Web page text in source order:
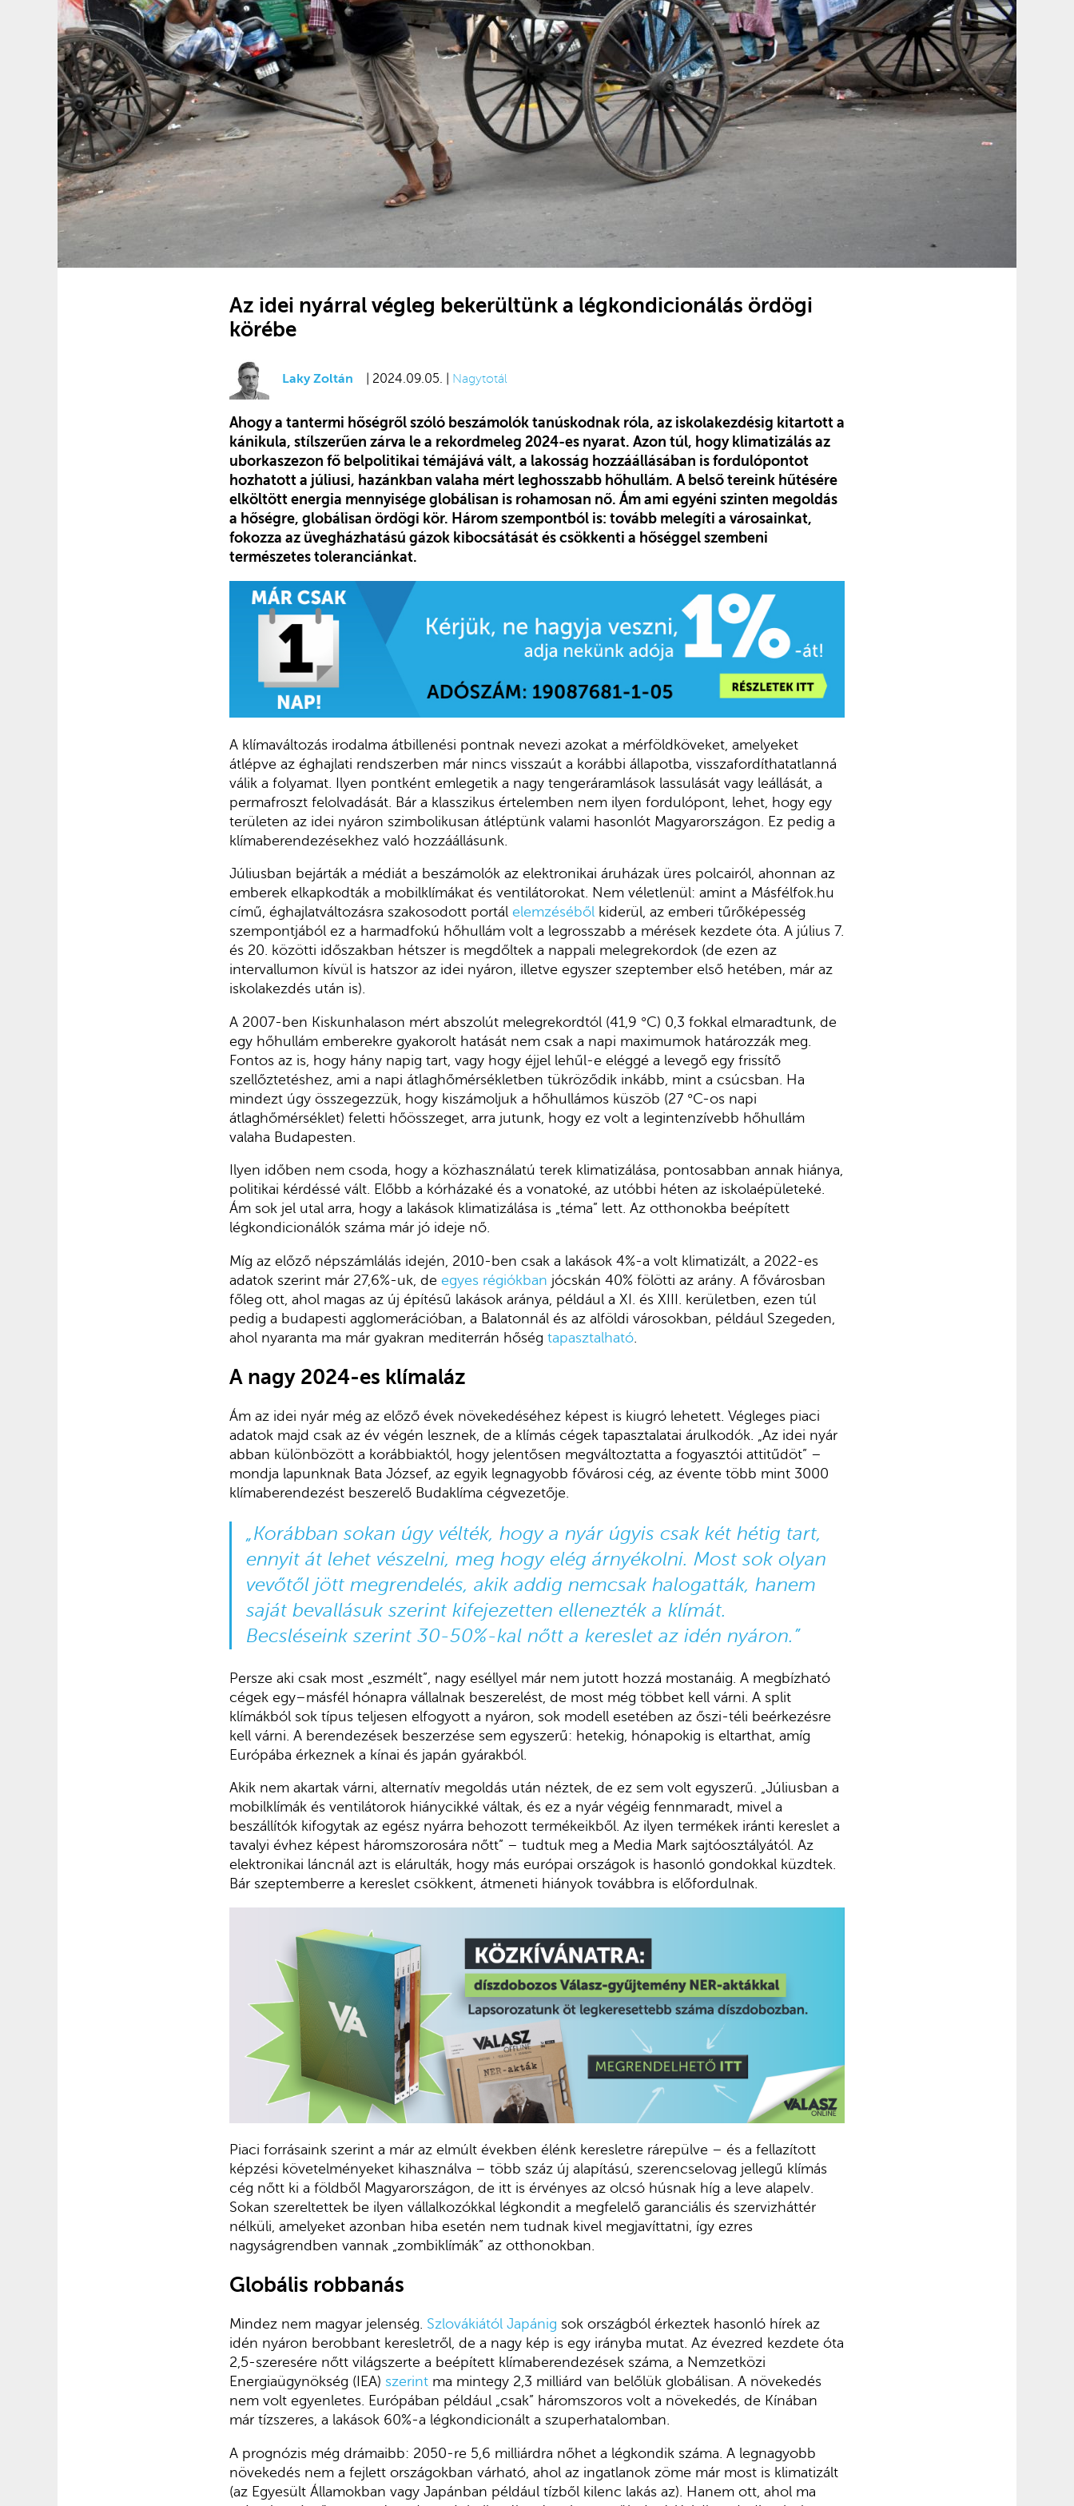
Az idei nyárral végleg bekerültünk a légkondicionálás ördögi
körébe
Laky Zoltán | 2024.09.05. | Nagytotál
Ahogy a tantermi hőségről szóló beszámolók tanúskodnak róla, az iskolakezdésig kitartott a
kánikula, stílszerűen zárva le a rekordmeleg 2024-es nyarat. Azon túl, hogy klimatizálás az
uborkaszezon fő belpolitikai témájává vált, a lakosság hozzáállásában is fordulópontot
hozhatott a júliusi, hazánkban valaha mért leghosszabb hőhullám. A belső tereink hűtésére
elköltött energia mennyisége globálisan is rohamosan nő. Ám ami egyéni szinten megoldás
a hőségre, globálisan ördögi kör. Három szempontból is: tovább melegíti a városainkat,
fokozza az üvegházhatású gázok kibocsátását és csökkenti a hőséggel szembeni
természetes toleranciánkat.
A klímaváltozás irodalma átbillenési pontnak nevezi azokat a mérföldköveket, amelyeket
átlépve az éghajlati rendszerben már nincs visszaút a korábbi állapotba, visszafordíthatatlanná
válik a folyamat. Ilyen pontként emlegetik a nagy tengeráramlások lassulását vagy leállását, a
permafroszt felolvadását. Bár a klasszikus értelemben nem ilyen fordulópont, lehet, hogy egy
területen az idei nyáron szimbolikusan átléptünk valami hasonlót Magyarországon. Ez pedig a
klímaberendezésekhez való hozzáállásunk.
Júliusban bejárták a médiát a beszámolók az elektronikai áruházak üres polcairól, ahonnan az
emberek elkapkodták a mobilklímákat és ventilátorokat. Nem véletlenül: amint a Másfélfok.hu
című, éghajlatváltozásra szakosodott portál elemzéséből kiderül, az emberi tűrőképesség
szempontjából ez a harmadfokú hőhullám volt a legrosszabb a mérések kezdete óta. A július 7.
és 20. közötti időszakban hétszer is megdőltek a nappali melegrekordok (de ezen az
intervallumon kívül is hatszor az idei nyáron, illetve egyszer szeptember első hetében, már az
iskolakezdés után is).
A 2007-ben Kiskunhalason mért abszolút melegrekordtól (41,9 °C) 0,3 fokkal elmaradtunk, de
egy hőhullám emberekre gyakorolt hatását nem csak a napi maximumok határozzák meg.
Fontos az is, hogy hány napig tart, vagy hogy éjjel lehűl-e eléggé a levegő egy frissítő
szellőztetéshez, ami a napi átlaghőmérsékletben tükröződik inkább, mint a csúcsban. Ha
mindezt úgy összegezzük, hogy kiszámoljuk a hőhullámos küszöb (27 °C-os napi
átlaghőmérséklet) feletti hőösszeget, arra jutunk, hogy ez volt a legintenzívebb hőhullám
valaha Budapesten.
Ilyen időben nem csoda, hogy a közhasználatú terek klimatizálása, pontosabban annak hiánya,
politikai kérdéssé vált. Előbb a kórházaké és a vonatoké, az utóbbi héten az iskolaépületeké.
Ám sok jel utal arra, hogy a lakások klimatizálása is „téma” lett. Az otthonokba beépített
légkondicionálók száma már jó ideje nő.
Míg az előző népszámlálás idején, 2010-ben csak a lakások 4%-a volt klimatizált, a 2022-es
adatok szerint már 27,6%-uk, de egyes régiókban jócskán 40% fölötti az arány. A fővárosban
főleg ott, ahol magas az új építésű lakások aránya, például a XI. és XIII. kerületben, ezen túl
pedig a budapesti agglomerációban, a Balatonnál és az alföldi városokban, például Szegeden,
ahol nyaranta ma már gyakran mediterrán hőség tapasztalható.
A nagy 2024-es klímaláz
Ám az idei nyár még az előző évek növekedéséhez képest is kiugró lehetett. Végleges piaci
adatok majd csak az év végén lesznek, de a klímás cégek tapasztalatai árulkodók. „Az idei nyár
abban különbözött a korábbiaktól, hogy jelentősen megváltoztatta a fogyasztói attitűdöt” –
mondja lapunknak Bata József, az egyik legnagyobb fővárosi cég, az évente több mint 3000
klímaberendezést beszerelő Budaklíma cégvezetője.
„Korábban sokan úgy vélték, hogy a nyár úgyis csak két hétig tart,
ennyit át lehet vészelni, meg hogy elég árnyékolni. Most sok olyan
vevőtől jött megrendelés, akik addig nemcsak halogatták, hanem
saját bevallásuk szerint kifejezetten ellenezték a klímát.
Becsléseink szerint 30-50%-kal nőtt a kereslet az idén nyáron.”
Persze aki csak most „eszmélt”, nagy eséllyel már nem jutott hozzá mostanáig. A megbízható
cégek egy–másfél hónapra vállalnak beszerelést, de most még többet kell várni. A split
klímákból sok típus teljesen elfogyott a nyáron, sok modell esetében az őszi-téli beérkezésre
kell várni. A berendezések beszerzése sem egyszerű: hetekig, hónapokig is eltarthat, amíg
Európába érkeznek a kínai és japán gyárakból.
Akik nem akartak várni, alternatív megoldás után néztek, de ez sem volt egyszerű. „Júliusban a
mobilklímák és ventilátorok hiánycikké váltak, és ez a nyár végéig fennmaradt, mivel a
beszállítók kifogytak az egész nyárra behozott termékeikből. Az ilyen termékek iránti kereslet a
tavalyi évhez képest háromszorosára nőtt” – tudtuk meg a Media Mark sajtóosztályától. Az
elektronikai láncnál azt is elárulták, hogy más európai országok is hasonló gondokkal küzdtek.
Bár szeptemberre a kereslet csökkent, átmeneti hiányok továbbra is előfordulnak.
Piaci forrásaink szerint a már az elmúlt években élénk keresletre rárepülve – és a fellazított
képzési követelményeket kihasználva – több száz új alapítású, szerencselovag jellegű klímás
cég nőtt ki a földből Magyarországon, de itt is érvényes az olcsó húsnak híg a leve alapelv.
Sokan szereltettek be ilyen vállalkozókkal légkondit a megfelelő garanciális és szervizháttér
nélküli, amelyeket azonban hiba esetén nem tudnak kivel megjavíttatni, így ezres
nagyságrendben vannak „zombiklímák” az otthonokban.
Globális robbanás
Mindez nem magyar jelenség. Szlovákiától Japánig sok országból érkeztek hasonló hírek az
idén nyáron berobbant keresletről, de a nagy kép is egy irányba mutat. Az évezred kezdete óta
2,5-szeresére nőtt világszerte a beépített klímaberendezések száma, a Nemzetközi
Energiaügynökség (IEA) szerint ma mintegy 2,3 milliárd van belőlük globálisan. A növekedés
nem volt egyenletes. Európában például „csak” háromszoros volt a növekedés, de Kínában
már tízszeres, a lakások 60%-a légkondicionált a szuperhatalomban.
A prognózis még drámaibb: 2050-re 5,6 milliárdra nőhet a légkondik száma. A legnagyobb
növekedés nem a fejlett országokban várható, ahol az ingatlanok zöme már most is klimatizált
(az Egyesült Államokban vagy Japánban például tízből kilenc lakás az). Hanem ott, ahol ma